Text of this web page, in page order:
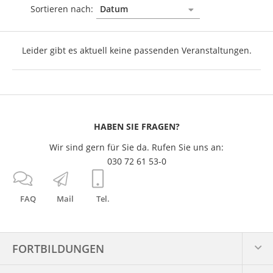
Sortieren nach:
Leider gibt es aktuell keine passenden Veranstaltungen.
FAQ Mail Tel.
HABEN SIE FRAGEN?
Wir sind gern für Sie da. Rufen Sie uns an:
030 72 61 53-0
FORTBILDUNGEN